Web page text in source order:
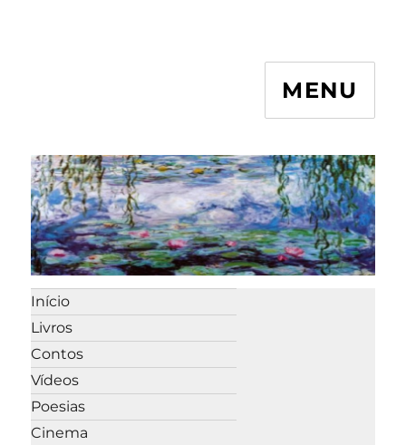
MENU
Início
Livros
Contos
Vídeos
Poesias
Cinema